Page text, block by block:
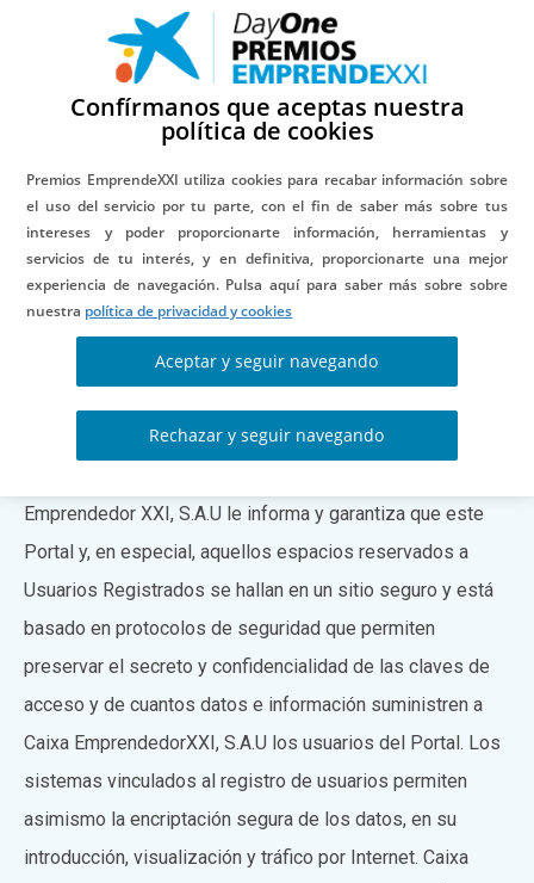
Confírmanos que aceptas nuestra
política de cookies
Premios EmprendeXXI utiliza cookies para recabar información sobre
el uso del servicio por tu parte, con el fin de saber más sobre tus
intereses y poder proporcionarte información, herramientas y
servicios de tu interés, y en definitiva, proporcionarte una mejor
experiencia de navegación. Pulsa aquí para saber más sobre sobre
nuestra política de privacidad y cookies
Aceptar y seguir navegando
Rechazar y seguir navegando
Seguridad y
Privacidad
carácter general los espacios electrónicos de Caixa
Emprendedor XXI, S.A.U le informa y garantiza que este
Portal y, en especial, aquellos espacios reservados a
Usuarios Registrados se hallan en un sitio seguro y está
basado en protocolos de seguridad que permiten
preservar el secreto y confidencialidad de las claves de
acceso y de cuantos datos e información suministren a
Caixa EmprendedorXXI, S.A.U los usuarios del Portal. Los
sistemas vinculados al registro de usuarios permiten
asimismo la encriptación segura de los datos, en su
introducción, visualización y tráfico por Internet. Caixa